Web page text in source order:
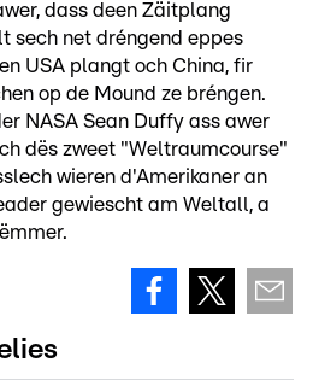
dass deen Zäitplang
sech net dréngend eppes
USA plangt och China, fir
op de Mound ze bréngen.
NASA Sean Duffy ass awer
dës zweet "Weltraumcourse"
wieren d'Amerikaner an
gewiescht am Weltall, a